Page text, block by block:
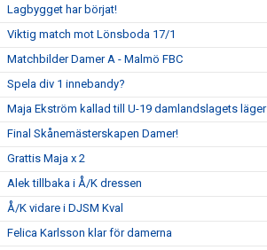
Lagbygget har börjat!
Viktig match mot Lönsboda 17/1
Matchbilder Damer A - Malmö FBC
Spela div 1 innebandy?
Maja Ekström kallad till U-19 damlandslagets läger
Final Skånemästerskapen Damer!
Grattis Maja x 2
Alek tillbaka i Å/K dressen
Å/K vidare i DJSM Kval
Felica Karlsson klar för damerna